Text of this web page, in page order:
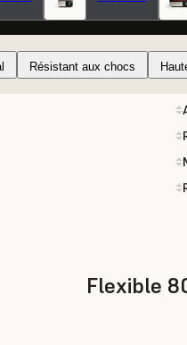
Résistant aux chocs
Flexible